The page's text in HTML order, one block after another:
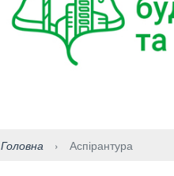
Головна › Аспірантура